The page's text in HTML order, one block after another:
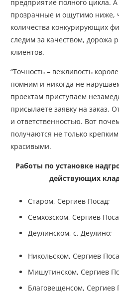
предприятие полного цикла.
прозрачные и ощутимо ниже,
количества конкурирующих
следим за качеством, дорожа
клиентов.
“Точность – вежливость
помним и никогда не
проектам приступаем
присылаете заявку на заказ.
и ответственностью. Вот
получаются не только
красивыми.
Работы по установке
действующих
Старом, Сергиев Посад;
Семхозском, Сергиев
Деулинском, с. Деулино;
Никольском, Сергиев
Мишутинском, Сергиев
Благовещенсом, Сергиев